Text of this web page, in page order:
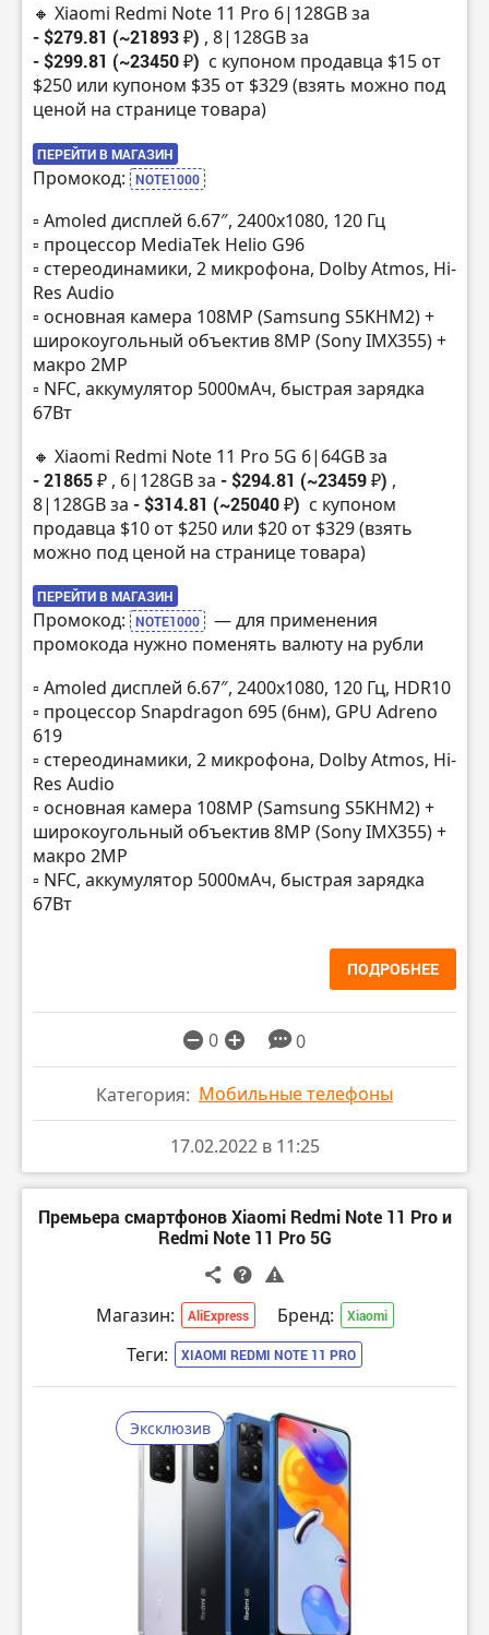
🔸 Xiaomi Redmi Note 11 Pro 6|128GB за
- $279.81 (~21893 ₽) , 8|128GB за
- $299.81 (~23450 ₽) с купоном продавца $15 от
$250 или купоном $35 от $329 (взять можно под
ценой на странице товара)
ПЕРЕЙТИ В МАГАЗИН
Промокод: NOTE1000
▫️ Amoled дисплей 6.67″, 2400х1080, 120 Гц
▫️ процессор MediaTek Helio G96
▫️ стереодинамики, 2 микрофона, Dolby Atmos, Hi-
Res Audio
▫️ основная камера 108MP (Samsung S5KHM2) +
широкоугольный объектив 8MP (Sony IMX355) +
макро 2MP
▫️ NFC, аккумулятор 5000мАч, быстрая зарядка
67Вт
🔸 Xiaomi Redmi Note 11 Pro 5G 6|64GB за
- 21865 ₽ , 6|128GB за - $294.81 (~23459 ₽) ,
8|128GB за - $314.81 (~25040 ₽) с купоном
продавца $10 от $250 или $20 от $329 (взять
можно под ценой на странице товара)
ПЕРЕЙТИ В МАГАЗИН
Промокод: NOTE1000
— для применения
промокода нужно поменять валюту на рубли
▫️ Amoled дисплей 6.67″, 2400х1080, 120 Гц, HDR10
▫️ процессор Snapdragon 695 (6нм), GPU Adreno
619
▫️ стереодинамики, 2 микрофона, Dolby Atmos, Hi-
Res Audio
▫️ основная камера 108MP (Samsung S5KHM2) +
широкоугольный объектив 8MP (Sony IMX355) +
макро 2MP
▫️ NFC, аккумулятор 5000мАч, быстрая зарядка
67Вт
ПОДРОБНЕЕ
0 0
Категория: Мобильные телефоны
17.02.2022 в 11:25
Премьера смартфонов Xiaomi Redmi Note 11 Pro и
Redmi Note 11 Pro 5G
Магазин: AliExpress Бренд: Xiaomi
Теги: XIAOMI REDMI NOTE 11 PRO
Эксклюзив